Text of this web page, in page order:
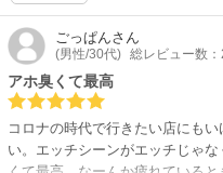
ごっぱんさん
(男性/30代) 総レビュー数
アホ臭くて最高
コロナの時代で行きたい店にも
い。エッチシーンがエッチじゃ